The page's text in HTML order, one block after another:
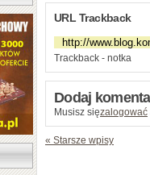
URL Trackback
Trackback - notka
Dodaj
Musisz sięzalogować
« Starsze wpisy